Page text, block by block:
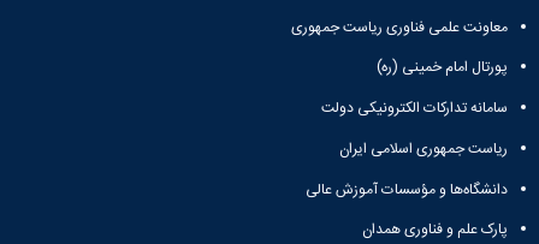
معاونت علمی فناوری ریاست جمهوری
پورتال امام خمینی (ره)
سامانه تدارکات الکترونیکی دولت
ریاست جمهوری اسلامی ایران
دانشگاه‌ها و مؤسسات آموزش عالی
پارک علم و فناوری همدان